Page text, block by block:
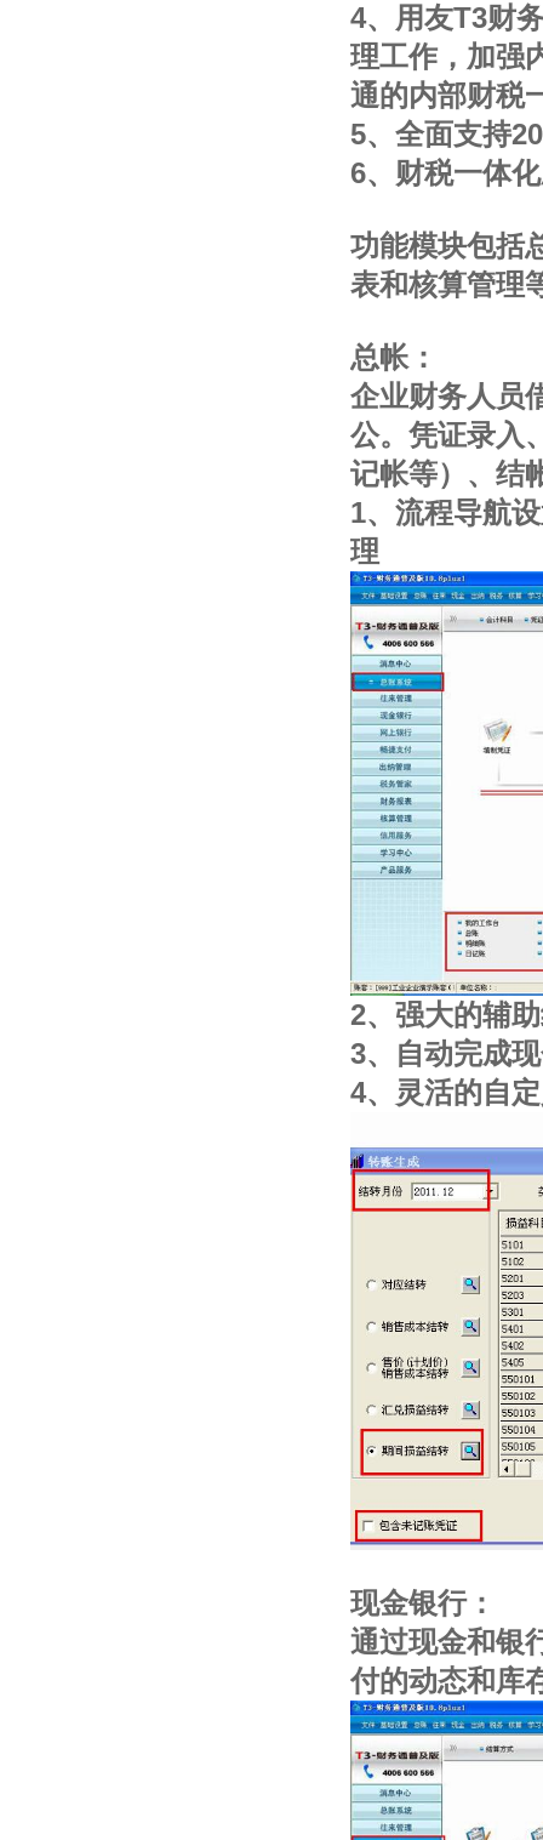
4、用友T3财
理工作，加强
通的内部财税
5、全面支持
6、财税一体
功能模块包括
表和核算管理
总帐：
企业财务人员
公。凭证录入
记帐等）、结
1、流程导航
理
2、强大的辅
3、自动完成
4、灵活的自
现金银行：
通过现金和银
付的动态和库